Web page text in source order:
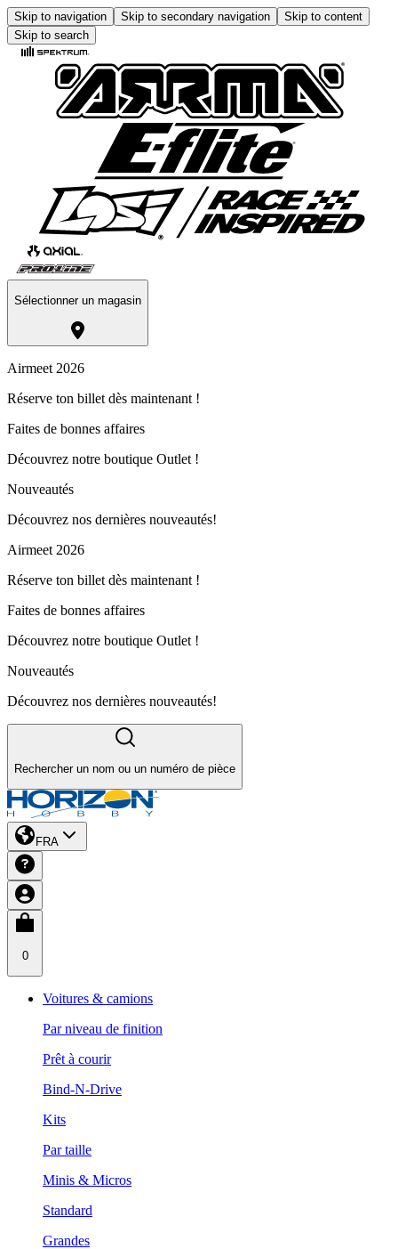
Skip to navigation Skip to secondary navigation
Skip to content
Skip to search
Sélectionner un magasin
Airmeet 2026
Réserve ton billet dès maintenant !
Faites de bonnes affaires
Découvrez notre boutique Outlet !
Nouveautés
Découvrez nos dernières nouveautés!
Airmeet 2026
Réserve ton billet dès maintenant !
Faites de bonnes affaires
Découvrez notre boutique Outlet !
Nouveautés
Découvrez nos dernières nouveautés!
Rechercher un nom ou un numéro de pièce
FRA
0
Voitures & camions
Par niveau de finition
Prêt à courir
Bind-N-Drive
Kits
Par taille
Minis & Micros
Standard
Grandes